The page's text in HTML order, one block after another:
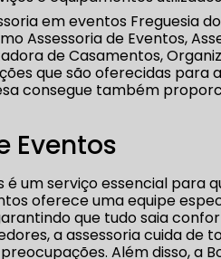
em eventos Freguesia
Assessoria de Eventos,
de Casamentos,
que são oferecidas para
consegue também
Eventos
é um serviço essencial para
oferece uma equipe
que tudo saia
a assessoria cuida de
Além disso, a